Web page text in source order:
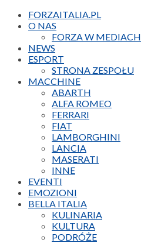
FORZAITALIA.PL
O NAS
FORZA W MEDIACH
NEWS
ESPORT
STRONA ZESPOŁU
MACCHINE
ABARTH
ALFA ROMEO
FERRARI
FIAT
LAMBORGHINI
LANCIA
MASERATI
INNE
EVENTI
EMOZIONI
BELLA ITALIA
KULINARIA
KULTURA
PODRÓŻE